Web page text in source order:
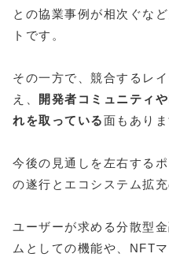
との協業事例が相次ぐな
トです。
その一方で、競合するレ
え、
開発者コミュニティ
れを取っている面もありま
今後の見通しを左右する
の遂行とエコシステム拡充
ユーザーが求める分散型
ムとしての機能や、NFT